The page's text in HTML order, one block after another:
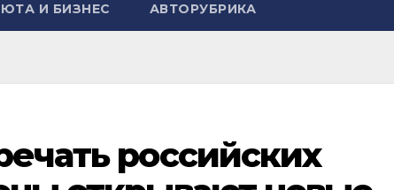
И БИЗНЕС АВТОРУБРИКА
российских